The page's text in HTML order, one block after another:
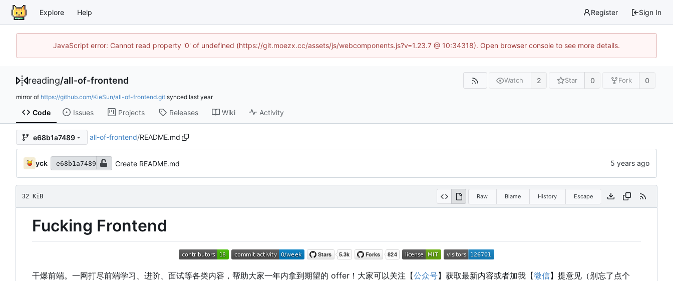
Explore Help Register Sign In
JavaScript error: Cannot read property '0' of undefined (https://git.moezx.cc/assets/js/webcomponents.js?v=1.23.7 @ 10:34318). Open browser console to see more details.
reading/all-of-frontend Watch 2 Star 0 Fork 0
mirror of https://github.com/KieSun/all-of-frontend.git synced
Code Issues Projects Releases Wiki Activity
e68b1a7489 all-of-frontend/README.md
yck e68b1a7489 Create README.md
32 KiB Raw Blame History Escape
Fucking Frontend
干爆前端。一网打尽前端学习、进阶、面试等各类内容，帮助大家一年内拿到期望的 offer ！ 大家可以关注【公众号】获取最新内容或者加我【微信】提意见（别忘了点个